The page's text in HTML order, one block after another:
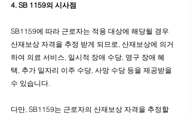
4. SB 1159의 시사점
SB1159에 따라 근로자는 적용 대상에 해당될 경우
산재보상 자격을 추정 받게 되므로, 산재보상에 의거
하여 의료 서비스, 일시적 장애 수당, 영구 장애 혜
택, 추가 일자리 이주 수당, 사망 수당 등을 제공받을
수 있습니다.
다만, SB1159는 근로자의 산재보상 자격을 추정할